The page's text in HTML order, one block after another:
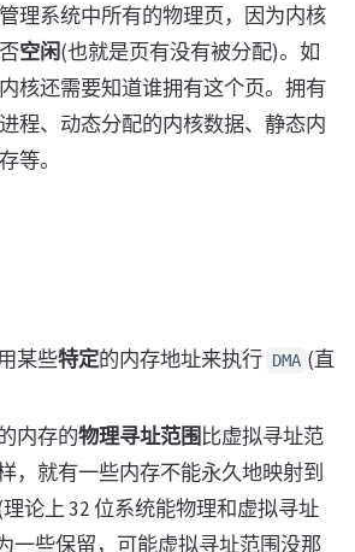
理系统中所有的物理页，因为内核
空闲(也就是页有没有被分配)。如
核还需要知道谁拥有这个页。拥有
程、动态分配的内核数据、静态内
等。
某些特定的内存地址来执行 DMA (直
内存的物理寻址范围 比虚拟寻址范
，就有一些内存不能永久地映射到
论上 32 位系统能物理和虚拟寻址
一些保留，可能虚拟寻址范围没那